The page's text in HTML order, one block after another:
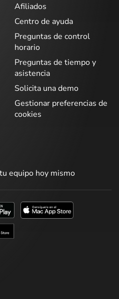
Afiliados
Centro de ayuda
Preguntas de control
horario
Preguntas de tiempo y
asistencia
Solicita una demo
Gestionar preferencias de
cookies
equipo hoy mismo